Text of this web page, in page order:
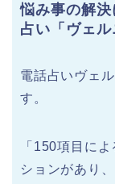
悩み事の解
占い「ヴェル
電話占いヴェ
す。
「150項目に
ションがあり、